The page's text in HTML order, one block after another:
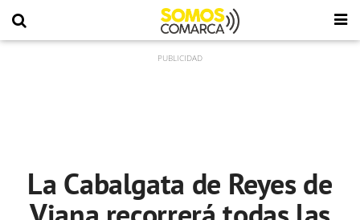
La Cabalgata de Reyes de